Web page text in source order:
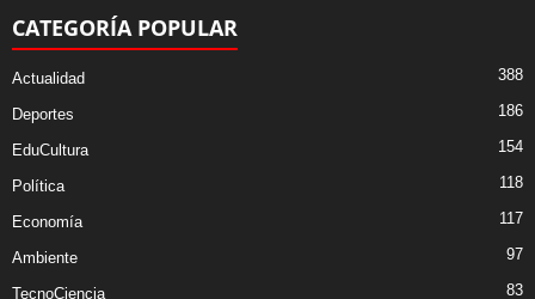
CATEGORÍA POPULAR
Actualidad 388
Deportes 186
EduCultura 154
Política 118
Economía 117
Ambiente 97
TecnoCiencia 83